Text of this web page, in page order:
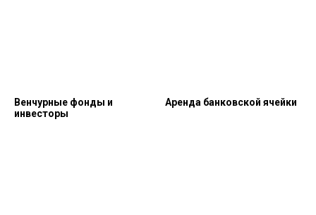
Венчурные фонды и
инвесторы
Аренда банковской ячейки